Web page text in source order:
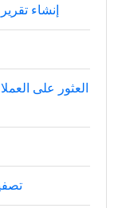
إنشاء
العثور على